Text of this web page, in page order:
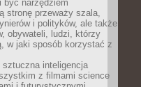
być narzędziem
stronę przeważy szala,
i polityków, ale także
obywateli, ludzi, którzy
w jaki sposób korzystać z
inteligencja
z filmami science